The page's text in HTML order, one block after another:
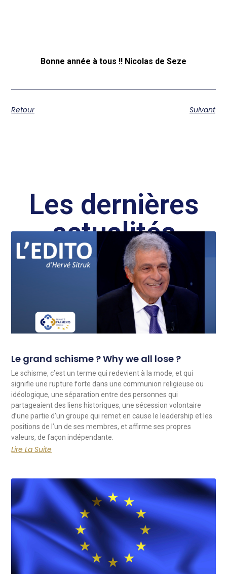
Bonne année à tous !! Nicolas de Seze
Retour Suivant
Les dernières
actualités
Le grand schisme ? Why we all lose ?
Le schisme, c’est un terme qui redevient à la mode, et qui
signifie une rupture forte dans une communion religieuse ou
idéologique, une séparation entre des personnes qui
partageaient des liens historiques, une sécession volontaire
d’une partie d’un groupe qui remet en cause le leadership et les
positions de l’un de ses membres, et affirme ses propres
valeurs, de façon indépendante.
Lire La Suite